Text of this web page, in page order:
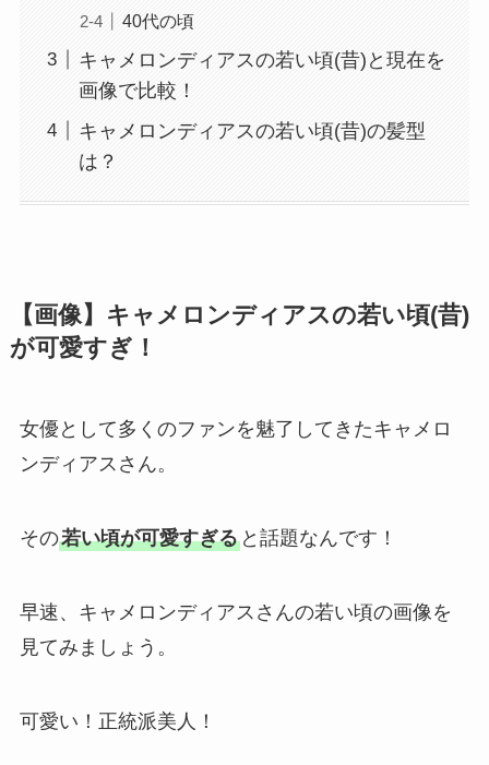
40代の頃
キャメロンディアスの若い頃(昔)と現在を
画像で比較！
キャメロンディアスの若い頃(昔)の髪型
は？
【画像】キャメロンディアスの若い頃(昔)
が可愛すぎ！
女優として多くのファンを魅了してきたキャメロ
ンディアスさん。
その若い頃が可愛すぎると話題なんです！
早速、キャメロンディアスさんの若い頃の画像を
見てみましょう。
可愛い！正統派美人！